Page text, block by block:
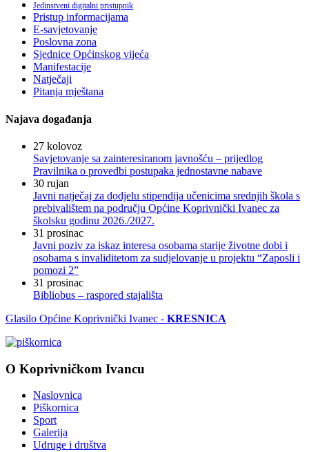
Jedinstveni digitalni pristupnik
Pristup informacijama
E-savjetovanje
Poslovna zona
Sjednice Općinskog vijeća
Manifestacije
Natječaji
Pitanja mještana
Najava događanja
27 kolovoz
Savjetovanje sa zainteresiranom javnošću – prijedlog
Pravilnika o provedbi postupaka jednostavne nabave
30 rujan
Javni natječaj za dodjelu stipendija učenicima srednjih škola s
prebivalištem na području Općine Koprivnički Ivanec za
školsku godinu 2026./2027.
31 prosinac
Javni poziv za iskaz interesa osobama starije životne dobi i
osobama s invaliditetom za sudjelovanje u projektu “Zaposli i
pomozi 2”
31 prosinac
Bibliobus – raspored stajališta
Glasilo Općine Koprivnički Ivanec - KRESNICA
O Koprivničkom Ivancu
Naslovnica
Piškornica
Sport
Galerija
Udruge i društva